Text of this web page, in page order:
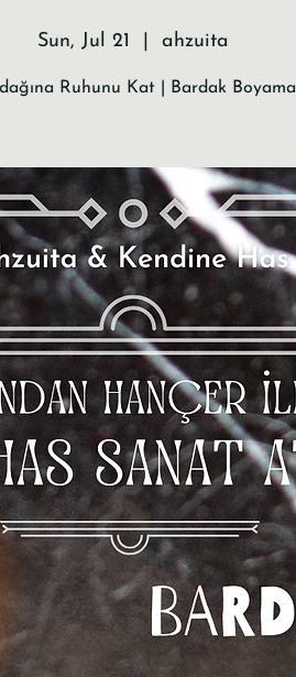
Sun, Jul 21 ahzuita
Ruhunu Kat | Bardak Boyama